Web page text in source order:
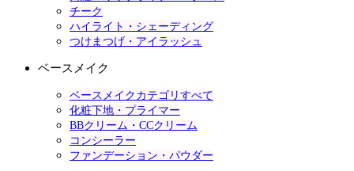
チーク
ハイライト・シェーディング
つけまつげ・アイラッシュ
ベースメイク
ベースメイクカテゴリすべて
化粧下地・プライマー
BBクリーム・CCクリーム
コンシーラー
ファンデーション・パウダー